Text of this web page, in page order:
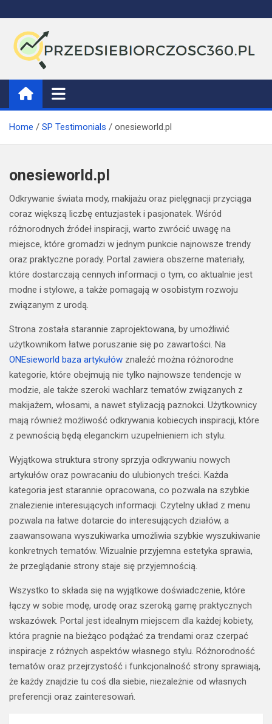
to
content
Przedsiebiorczosc360
Home SP Testimonials onesieworld.pl
onesieworld.pl
Odkrywanie świata mody, makijażu oraz pielęgnacji przyciąga
coraz większą liczbę entuzjastek i pasjonatek. Wśród
różnorodnych źródeł inspiracji, warto zwrócić uwagę na
miejsce, które gromadzi w jednym punkcie najnowsze trendy
oraz praktyczne porady. Portal zawiera obszerne materiały,
które dostarczają cennych informacji o tym, co aktualnie jest
modne i stylowe, a także pomagają w osobistym rozwoju
związanym z urodą.
Strona została starannie zaprojektowana, by umożliwić
użytkownikom łatwe poruszanie się po zawartości. Na
ONEsieworld baza artykułów znaleźć można różnorodne
kategorie, które obejmują nie tylko najnowsze tendencje w
modzie, ale także szeroki wachlarz tematów związanych z
makijażem, włosami, a nawet stylizacją paznokci. Użytkownicy
mają również możliwość odkrywania kobiecych inspiracji, które
z pewnością będą eleganckim uzupełnieniem ich stylu.
Wyjątkowa struktura strony sprzyja odkrywaniu nowych
artykułów oraz powracaniu do ulubionych treści. Każda
kategoria jest starannie opracowana, co pozwala na szybkie
znalezienie interesujących informacji. Czytelny układ z menu
pozwala na łatwe dotarcie do interesujących działów, a
zaawansowana wyszukiwarka umożliwia szybkie wyszukiwanie
konkretnych tematów. Wizualnie przyjemna estetyka sprawia,
że przeglądanie strony staje się przyjemnością.
Wszystko to składa się na wyjątkowe doświadczenie, które
łączy w sobie modę, urodę oraz szeroką gamę praktycznych
wskazówek. Portal jest idealnym miejscem dla każdej kobiety,
która pragnie na bieżąco podążać za trendami oraz czerpać
inspiracje z różnych aspektów własnego stylu. Różnorodność
tematów oraz przejrzystość i funkcjonalność strony sprawiają,
że każdy znajdzie tu coś dla siebie, niezależnie od własnych
preferencji oraz zainteresowań.